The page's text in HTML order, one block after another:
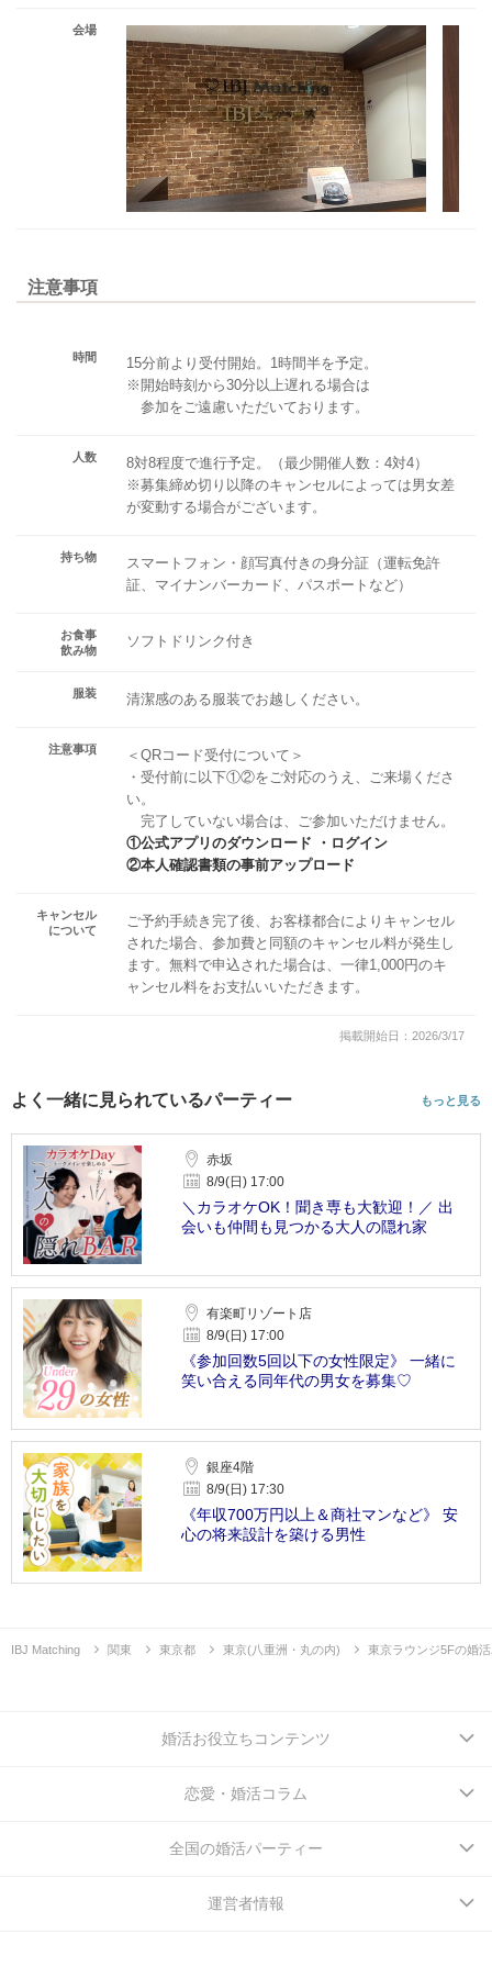
会場
注意事項
時間
15分前より受付開始。1時間半を予定。
※開始時刻から30分以上遅れる場合は
参加をご遠慮いただいております。
人数
8対8程度で進行予定。（最少開催人数：4対4）
※募集締め切り以降のキャンセルによっては男女差
が変動する場合がございます。
持ち物
スマートフォン・顔写真付きの身分証（運転免許
証、マイナンバーカード、パスポートなど）
お食事
飲み物
ソフトドリンク付き
服装 清潔感のある服装でお越しください。
注意事項
＜QRコード受付について＞
・受付前に以下①②をご対応のうえ、ご来場くださ
い。
完了していない場合は、ご参加いただけません。
①公式アプリのダウンロード ・ログイン
②本人確認書類の事前アップロード
キャンセル
について
ご予約手続き完了後、お客様都合によりキャンセル
された場合、参加費と同額のキャンセル料が発生し
ます。無料で申込された場合は、一律1,000円のキ
ャンセル料をお支払いいただきます。
掲載開始日：2026/3/17
よく一緒に見られているパーティー もっと見る
赤坂
8/9(日) 17:00
＼カラオケOK！聞き専も大歓迎！／ 出
会いも仲間も見つかる大人の隠れ家
有楽町リゾート店
8/9(日) 17:00
《参加回数5回以下の女性限定》 一緒に
笑い合える同年代の男女を募集♡
銀座4階
8/9(日) 17:30
《年収700万円以上＆商社マンなど》 安
心の将来設計を築ける男性
IBJ Matching 関東 東京都 東京(八重洲・丸の内) 東京ラウンジ5Fの婚
婚活お役立ちコンテンツ
恋愛・婚活コラム
全国の婚活パーティー
運営者情報